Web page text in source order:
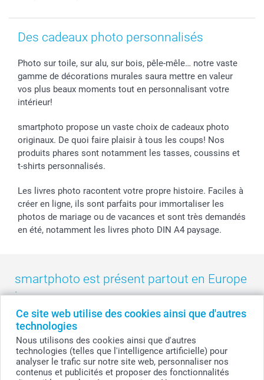
Ce site web utilise des cookies ainsi que d'autres
technologies
Nous utilisons des cookies ainsi que d'autres
technologies (telles que l'intelligence artificielle) pour
analyser le trafic sur notre site web, personnaliser nos
contenus et publicités et proposer des fonctionnalités
Droit de rétractation
Collection naissance
Tous les évènements
Plan du site
Statut de ma commande
smartgarantie
smartbonus
Des cadeaux photo personnalisés
Photo sur toile, sur alu, sur bois, pêle-mêle… notre vaste
gamme de décorations murales saura mettre en valeur
vos plus beaux moments tout en personnalisant votre
intérieur!
smartphoto propose un vaste choix de cadeaux photo
originaux. De quoi faire plaisir à tous les coups! Nos
produits phares sont notamment les tasses, coussins et
t-shirts personnalisés.
Les livres photo racontent votre propre histoire. Faciles à
créer en ligne, ils sont parfaits pour immortaliser les
photos de mariage ou de vacances et sont très demandés
en été, notamment les livres photo DIN A4 paysage.
smartphoto est présent partout en Europe
:
België - Belgique - Danmark - Deutschland - France - Ireland
- Nederland - Norge
Switzerland - Suomi - Sverige - United Kingdom
Other Countries